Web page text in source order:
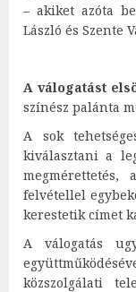
– akiket azóta
László és Szente
A válogatást
színész palánta
A sok
kiválasztani a
felvétellel
kerestetik címet
A válogatás
közszolgálati